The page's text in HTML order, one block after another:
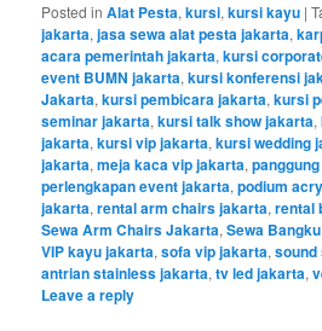
Posted in Alat Pesta,kursi,kursi kayu |
jakarta,jasa sewa alat pesta jakarta,
acara pemerintah jakarta,kursi
event BUMN jakarta,kursi konferensi
Jakarta,kursi pembicara jakarta,kursi
seminar jakarta,kursi talk show jakarta,
jakarta,kursi vip jakarta,kursi wedding
jakarta,meja kaca vip jakarta,
perlengkapan event jakarta,podium
jakarta,rental arm chairs jakarta,rental
Sewa Arm Chairs Jakarta,Sewa
VIP kayu jakarta,sofa vip jakarta,
antrian stainless jakarta,tv led jakarta,
Leave a reply